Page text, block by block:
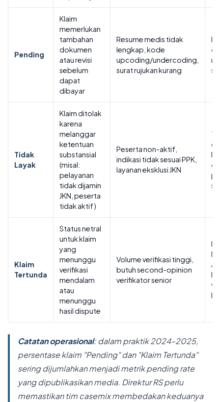
Pending
Klaim
memerlukan
tambahan
dokumen
atau revisi
sebelum
dapat
dibayar
Resume medis tidak
lengkap, kode
upcoding/undercoding,
surat rujukan kurang
Tidak
Layak
Klaim ditolak
karena
melanggar
ketentuan
substansial
(misal:
pelayanan
tidak dijamin
JKN, peserta
tidak aktif)
Peserta non-aktif,
indikasi tidak sesuai PPK,
layanan eksklusi JKN
Klaim
Tertunda
Status netral
untuk klaim
yang
menunggu
verifikasi
mendalam
atau
menunggu
hasil dispute
Volume verifikasi tinggi,
butuh second-opinion
verifikator senior
Catatan operasional: dalam praktik 2024–2025,
persentase klaim "Pending" dan "Klaim Tertunda"
sering dijumlahkan menjadi metrikpending rate
yang dipublikasikan media. Direktur RS perlu
memastikan tim casemix membedakan keduanya